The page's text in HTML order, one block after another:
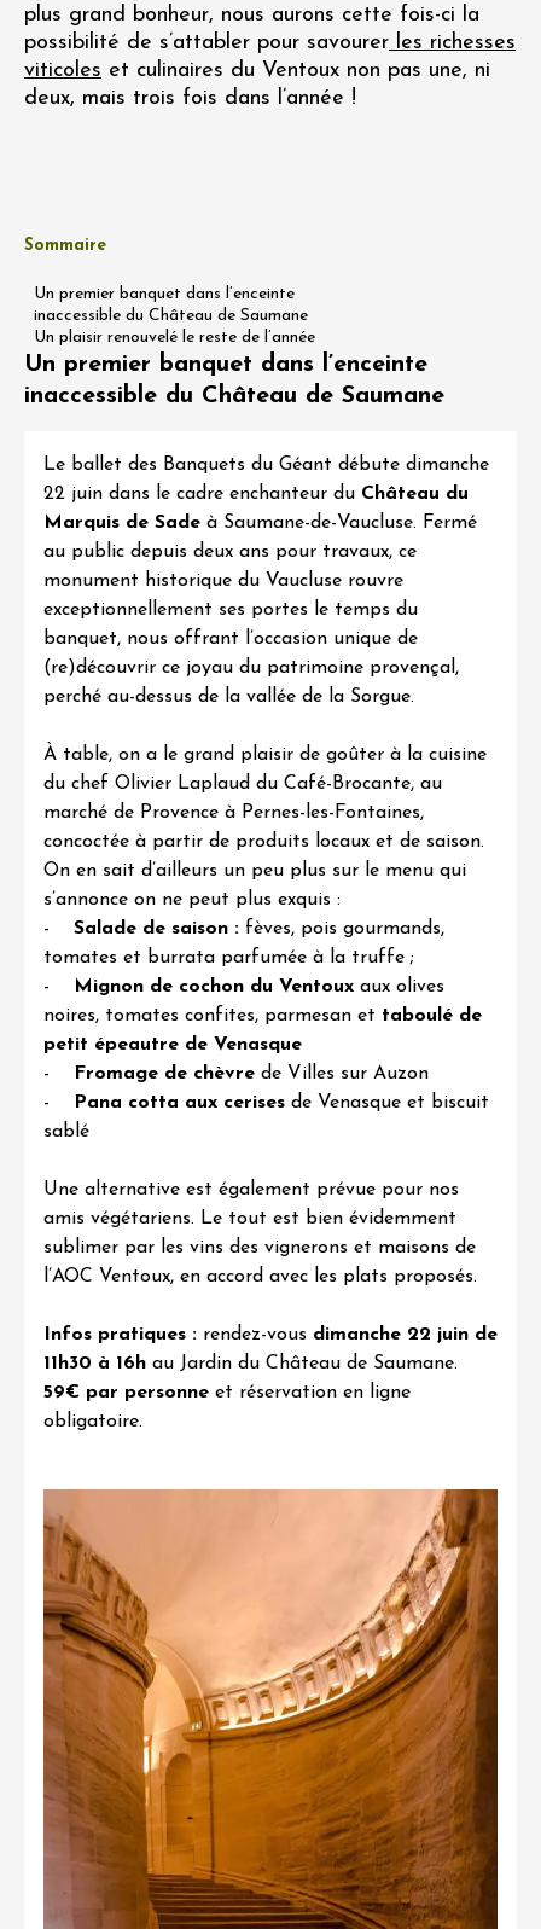
plus grand bonheur, nous aurons cette fois-ci la
possibilité de s’attabler pour savourer les richesses
viticoles et culinaires du Ventoux non pas une, ni
deux, mais trois fois dans l’année !
Sommaire
Un premier banquet dans l’enceinte
inaccessible du Château de Saumane
Un plaisir renouvelé le reste de l’année
Un premier banquet dans l’enceinte
inaccessible du Château de Saumane
Le ballet des Banquets du Géant débute dimanche
22 juin dans le cadre enchanteur du Château du
Marquis de Sade à Saumane-de-Vaucluse. Fermé
au public depuis deux ans pour travaux, ce
monument historique du Vaucluse rouvre
exceptionnellement ses portes le temps du
banquet, nous offrant l’occasion unique de
(re)découvrir ce joyau du patrimoine provençal,
perché au-dessus de la vallée de la Sorgue.
À table, on a le grand plaisir de goûter à la cuisine
du chef Olivier Laplaud du Café-Brocante, au
marché de Provence à Pernes-les-Fontaines,
concoctée à partir de produits locaux et de saison.
On en sait d’ailleurs un peu plus sur le menu qui
s’annonce on ne peut plus exquis :
-
Salade de saison : fèves, pois gourmands,
tomates et burrata parfumée à la truffe ;
-
Mignon de cochon du Ventoux aux olives
noires, tomates confites, parmesan et taboulé de
petit épeautre de Venasque
-
Fromage de chèvre de Villes sur Auzon
-
Pana cotta aux cerises de Venasque et biscuit
sablé
Une alternative est également prévue pour nos
amis végétariens. Le tout est bien évidemment
sublimer par les vins des vignerons et maisons de
l’AOC Ventoux, en accord avec les plats proposés.
Infos pratiques : rendez-vous dimanche 22 juin de
11h30 à 16h au Jardin du Château de Saumane.
59€ par personne et réservation en ligne
obligatoire.